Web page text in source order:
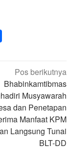
Pos berikutnya
Bhabinkamtibmas
Musyawarah
dan Penetapan
Manfaat KPM
Langsung Tunai
BLT-DD